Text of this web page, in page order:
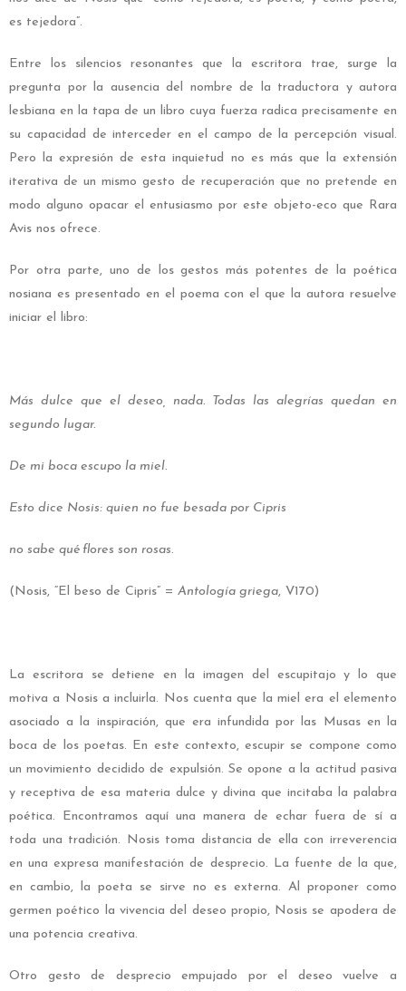
es tejedora”.
Entre los silencios resonantes que la escritora trae, surge la
pregunta por la ausencia del nombre de la traductora y autora
lesbiana en la tapa de un libro cuya fuerza radica precisamente en
su capacidad de interceder en el campo de la percepción visual.
Pero la expresión de esta inquietud no es más que la extensión
iterativa de un mismo gesto de recuperación que no pretende en
modo alguno opacar el entusiasmo por este objeto-eco que Rara
Avis nos ofrece.
Por otra parte, uno de los gestos más potentes de la poética
nosiana es presentado en el poema con el que la autora resuelve
iniciar el libro:
Más dulce que el deseo, nada. Todas las alegrías quedan en
segundo lugar.
De mi boca escupo la miel.
Esto dice Nosis: quien no fue besada por Cipris
no sabe qué flores son rosas.
(Nosis, “El beso de Cipris” = Antología griega, V170)
La escritora se detiene en la imagen del escupitajo y lo que
motiva a Nosis a incluirla. Nos cuenta que la miel era el elemento
asociado a la inspiración, que era infundida por las Musas en la
boca de los poetas. En este contexto, escupir se compone como
un movimiento decidido de expulsión. Se opone a la actitud pasiva
y receptiva de esa materia dulce y divina que incitaba la palabra
poética. Encontramos aquí una manera de echar fuera de sí a
toda una tradición. Nosis toma distancia de ella con irreverencia
en una expresa manifestación de desprecio. La fuente de la que,
en cambio, la poeta se sirve no es externa. Al proponer como
germen poético la vivencia del deseo propio, Nosis se apodera de
una potencia creativa.
Otro gesto de desprecio empujado por el deseo vuelve a